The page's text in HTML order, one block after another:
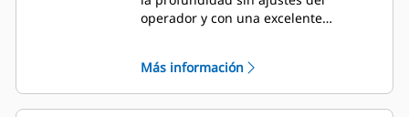
operador y con una excelente
Más información